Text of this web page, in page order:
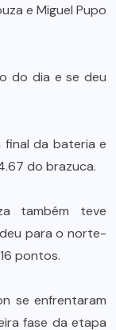
e Miguel Pupo
do dia e se deu
da bateria e
do brazuca.
também teve
para o norte-
pontos.
se enfrentaram
fase da etapa